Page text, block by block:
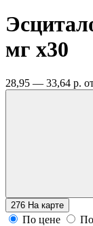
мг x30
28,95 — 33,64 р.
276 На карте
По цене